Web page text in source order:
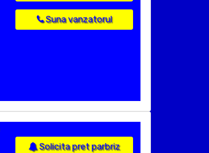
Suna vanzatorul
Solicita pret parbriz